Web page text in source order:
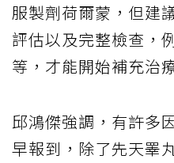
服製劑荷爾蒙，但建
評估以及完整檢查，
等，才能開始補充治
邱鴻傑強調，有許多
早報到，除了先天睪